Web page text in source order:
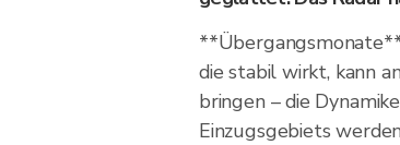
die stabil wirkt, kann
bringen – die
Einzugsgebiets